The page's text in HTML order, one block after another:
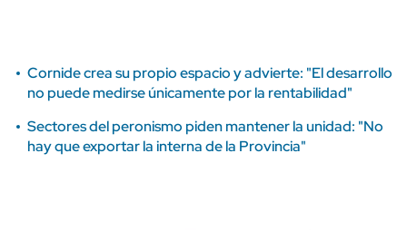
Cornide crea su propio espacio y advierte: "El desarrollo
no puede medirse únicamente por la rentabilidad"
Sectores del peronismo piden mantener la unidad: "No
hay que exportar la interna de la Provincia"